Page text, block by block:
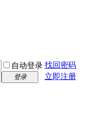
自动登录 找回密码
登录 立即注册